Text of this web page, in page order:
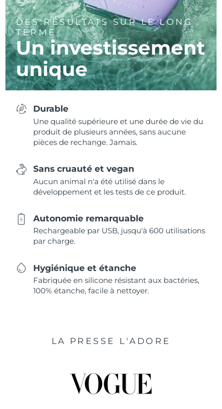
DES RÉSULTATS SUR LE LONG
TERME
Un investissement
unique
Durable
Une qualité supérieure et une durée de vie du
produit de plusieurs années, sans aucune
pièces de rechange. Jamais.
Sans cruauté et vegan
Aucun animal n'a été utilisé dans le
développement et les tests de ce produit.
Autonomie remarquable
Rechargeable par USB, jusqu'à 600 utilisations
par charge.
Hygiénique et étanche
Fabriquée en silicone résistant aux bactéries,
100% étanche, facile à nettoyer.
LA PRESSE L'ADORE